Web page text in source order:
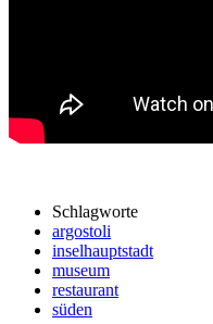
Schlagworte
argostoli
inselhauptstadt
museum
restaurant
süden